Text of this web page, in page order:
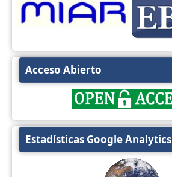
Acceso Abierto
Estadísticas Google Analytics